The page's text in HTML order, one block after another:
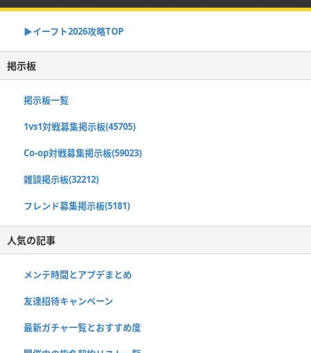
▶イーフト2026攻略TOP
掲示板
掲示板一覧
1vs1対戦募集掲示板(45705)
Co-op対戦募集掲示板(59023)
雑談掲示板(32212)
フレンド募集掲示板(5181)
人気の記事
メンテ時間とアプデまとめ
友達招待キャンペーン
最新ガチャ一覧とおすすめ度